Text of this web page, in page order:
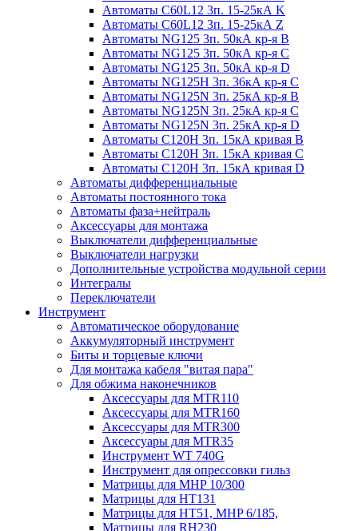
Автоматы C60L12 3п. 15-25кА K
Автоматы C60L12 3п. 15-25кА Z
Автоматы NG125 3п. 50кА кр-я B
Автоматы NG125 3п. 50кА кр-я C
Автоматы NG125 3п. 50кА кр-я D
Автоматы NG125H 3п. 36кА кр-я C
Автоматы NG125N 3п. 25кА кр-я B
Автоматы NG125N 3п. 25кА кр-я C
Автоматы NG125N 3п. 25кА кр-я D
Автоматы С120Н 3п. 15кА кривая B
Автоматы С120Н 3п. 15кА кривая C
Автоматы С120Н 3п. 15кА кривая D
Автоматы дифференциальные
Автоматы постоянного тока
Автоматы фаза+нейтраль
Аксессуары для монтажа
Выключатели дифференциальные
Выключатели нагрузки
Дополнительные устройства модульной серии
Интегралы
Переключатели
Инструмент
Автоматическое оборудование
Аккумуляторный инструмент
Биты и торцевые ключи
Для монтажа кабеля "витая пара"
Для обжима наконечников
Аксессуары для MTR110
Аксессуары для MTR160
Аксессуары для MTR300
Аксессуары для MTR35
Инструмент WT 740G
Инструмент для опрессовки гильз
Матрицы для MHP 10/300
Матрицы для НТ131
Матрицы для НТ51, MHP 6/185,
Матрицы для RH230